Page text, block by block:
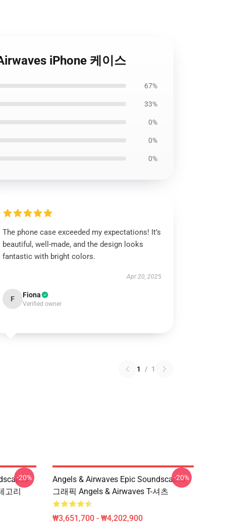
iPhone 케이스
67%
33%
0%
0%
0%
The phone case exceeded my expectations! It’s
beautiful, well-made, and the design looks
fantastic with bright colors.
Apr 20, 2025
F Fiona
Verified owner
1 / 1
고리
-20%
Angels & Airwaves Epic Soundscapes
그래픽 Angels & Airwaves T-셔츠
₩3,651,700 - ₩4,202,900
-20%